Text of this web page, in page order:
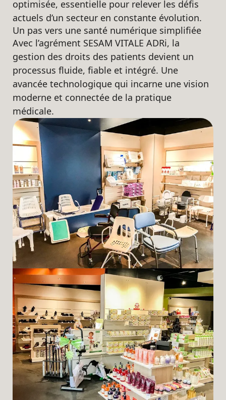
optimisée, essentielle pour relever les défis
actuels d’un secteur en constante évolution.
Un pas vers une santé numérique simplifiée
Avec l’agrément SESAM VITALE ADRi, la
gestion des droits des patients devient un
processus fluide, fiable et intégré. Une
avancée technologique qui incarne une vision
moderne et connectée de la pratique
médicale.